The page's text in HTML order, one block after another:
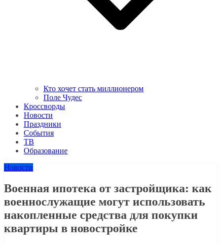
Кто хочет стать миллионером
Поле Чудес
Кроссворды
Новости
Праздники
События
ТВ
Образование
Новости
Военная ипотека от застройщика: как
военнослужащие могут использовать
накопленные средства для покупки
квартиры в новостройке